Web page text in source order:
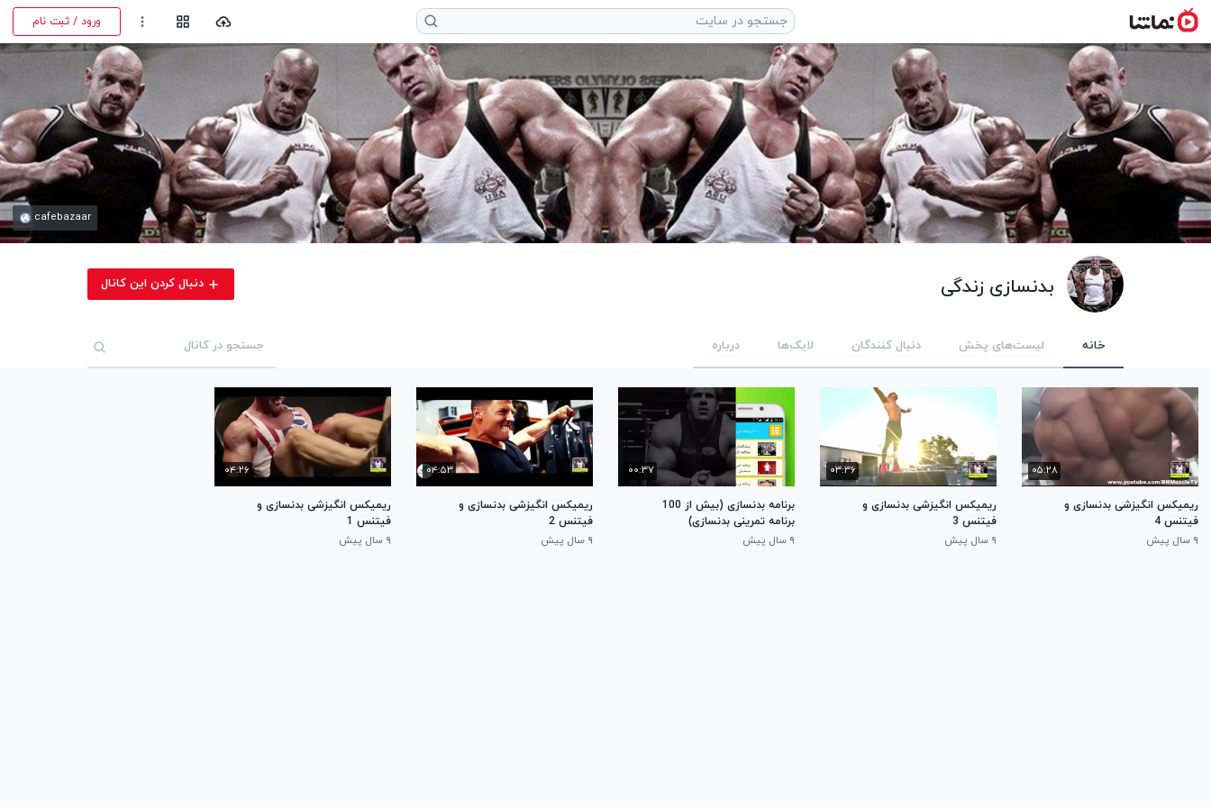
ورود / ثبت نام
cafebazaar
بدنسازی زندگی دنبال کردن این کانال
خانه لیست‌های پخش دنبال کنندگان لایک‌ها درباره
۰۵:۲۸
ریمیکس انگیزشی بدنسازی و
فیتنس 4
۹ سال پیش
۰۳:۳۶
ریمیکس انگیزشی بدنسازی و
فیتنس 3
۹ سال پیش
۰۰:۳۷
برنامه بدنسازی (بیش از 100
برنامه تمرینی بدنسازی)
۹ سال پیش
۰۴:۵۳
ریمیکس انگیزشی بدنسازی و
فیتنس 2
۹ سال پیش
۰۴:۲۶
ریمیکس انگیزشی بدنسازی و
فیتنس 1
۹ سال پیش